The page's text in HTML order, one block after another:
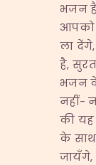
भजन
आपको
ला देंगे,
है,
भजन
नहीं-
की यह
के साथ
जायँगे,